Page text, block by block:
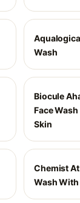
Wash
Biocule
Face
Skin
Chemist
Wash